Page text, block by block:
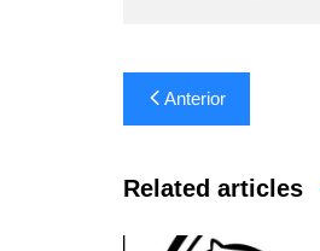
Navegación
de
entradas
Anterior
Related articles